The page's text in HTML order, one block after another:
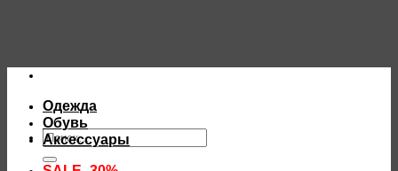
Искать:
Одежда
Обувь
Аксессуары